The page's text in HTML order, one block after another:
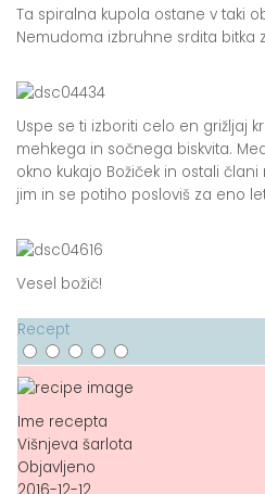
Ta spiralna kupola ostane v taki
Nemudoma izbruhne srdita bitka
Uspe se ti izboriti celo en grižljaj
mehkega in sočnega biskvita.
okno kukajo Božiček in ostali
jim in se potiho posloviš za eno
Vesel božič!
Recept
Ime recepta
Višnjeva šarlota
Objavljeno
2016-12-12